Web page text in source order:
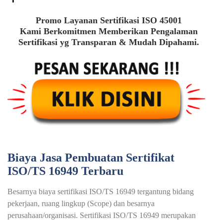
Promo Layanan Sertifikasi ISO 45001
Kami Berkomitmen Memberikan Pengalaman
Sertifikasi yg Transparan & Mudah Dipahami.
Biaya Jasa Pembuatan Sertifikat
ISO/TS 16949 Terbaru
Besarnya biaya sertifikasi ISO/TS 16949 tergantung bidang
pekerjaan, ruang lingkup (Scope) dan besarnya
perusahaan/organisasi. Sertifikasi ISO/TS 16949 merupakan